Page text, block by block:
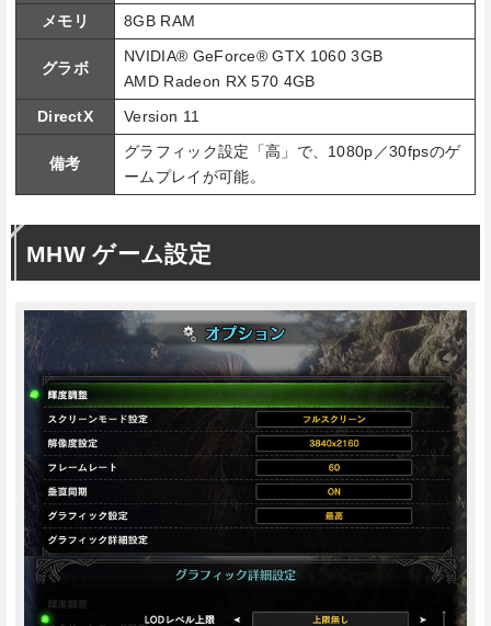
メモリ
8GB RAM
グラボ
NVIDIA® GeForce® GTX 1060 3GB
AMD Radeon RX 570 4GB
DirectX
Version 11
備考
グラフィック設定「高」で、1080p／30fpsのゲ
ームプレイが可能。
MHW ゲーム設定